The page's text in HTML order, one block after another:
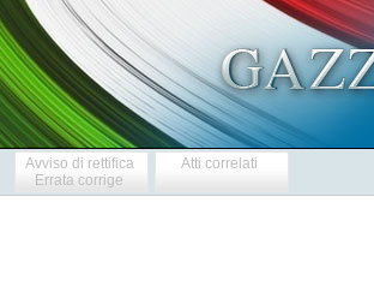
Avviso di rettifica
Errata corrige
Atti correlati